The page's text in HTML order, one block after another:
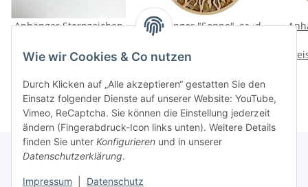
Wie wir Cookies & Co nutzen
Durch Klicken auf „Alle akzeptieren“ gestatten Sie den
Einsatz folgender Dienste auf unserer Website: YouTube,
Vimeo, ReCaptcha. Sie können die Einstellung jederzeit
ändern (Fingerabdruck-Icon links unten). Weitere Details
finden Sie unter Konfigurieren und in unserer
Datenschutzerklärung.
Impressum Datenschutz
Anhänger Sternzeichen
ES, inkl. "Sack & Pack"
Preise nach Anmeldung
Anhänger "Sonne", ca. d
Bernstein/Birkenholz
inkl. Wachsband ca. 46 +
5 cm
Preise nach Anmeldung
Informationen